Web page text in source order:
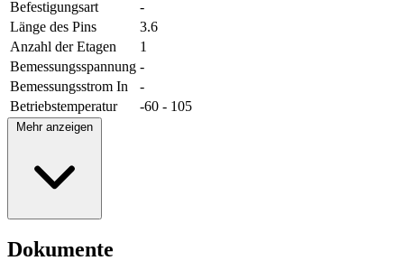
Befestigungsart
-
Länge des Pins
3.6
Anzahl der Etagen
1
Bemessungsspannung -
Bemessungsstrom In
-
Betriebstemperatur
-60 - 105
Mehr anzeigen
Dokumente